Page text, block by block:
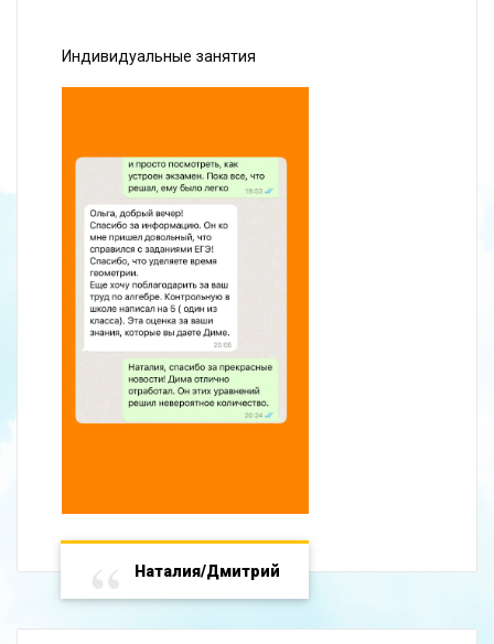
Индивидуальные занятия
Наталия/Дмитрий